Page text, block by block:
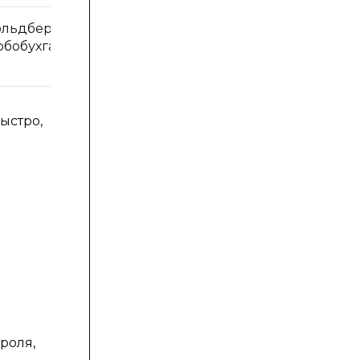
Софт» (на базе